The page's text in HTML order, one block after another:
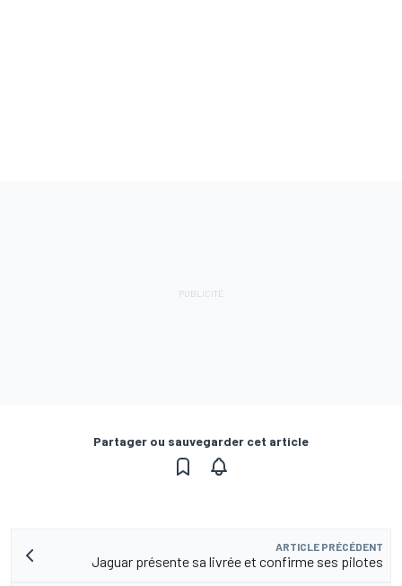
Partager ou sauvegarder cet article
ARTICLE PRÉCÉDENT
Jaguar présente sa livrée et confirme ses pilotes